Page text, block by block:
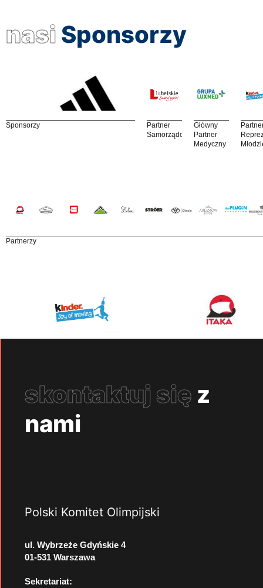
nasi Sponsorzy
Sponsorzy
Partner
Samorządowy
Główny
Partner
Medyczny
Partnerzy
skontaktuj się z
nami
Polski Komitet Olimpijski
ul. Wybrzeże Gdyńskie 4
01-531 Warszawa
Sekretariat: